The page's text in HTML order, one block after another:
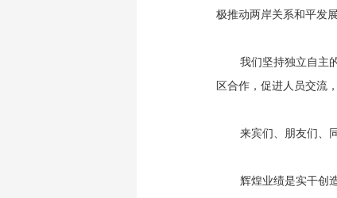
极推动两岸关系和平发
我们坚持独立自主
区合作，促进人员交流
来宾们、朋友们、
辉煌业绩是实干创